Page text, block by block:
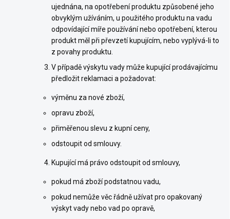
ujednána, na opotřebení produktu způsobené jeho
obvyklým užíváním, u použitého produktu na vadu
odpovídající míře používání nebo opotřebení, kterou
produkt měl při převzetí kupujícím, nebo vyplývá-li to
z povahy produktu.
V případě výskytu vady může kupující prodávajícímu
předložit reklamaci a požadovat:
výměnu za nové zboží,
opravu zboží,
přiměřenou slevu z kupní ceny,
odstoupit od smlouvy.
Kupující má právo odstoupit od smlouvy,
pokud má zboží podstatnou vadu,
pokud nemůže věc řádně užívat pro opakovaný
výskyt vady nebo vad po opravě,